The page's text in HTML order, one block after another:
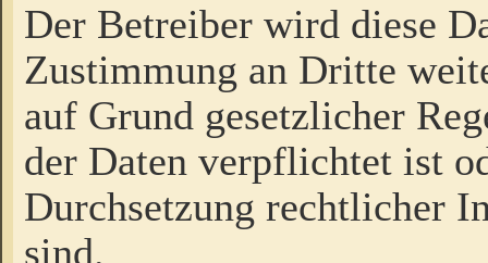
Der Betreiber wird diese
Zustimmung an Dritte
auf Grund gesetzlicher
der Daten verpflichtet ist
Durchsetzung rechtlicher
sind.